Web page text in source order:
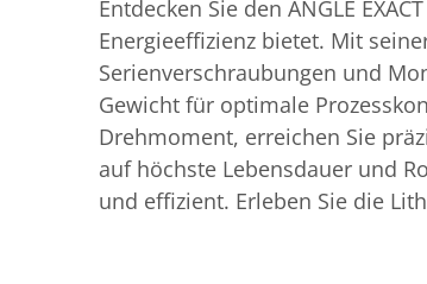
Entdecken Sie den ANGLE
Energieeffizienz bietet. Mit
Serienverschraubungen und
Gewicht für optimale
Drehmoment, erreichen Sie
auf höchste Lebensdauer und
und effizient. Erleben Sie die